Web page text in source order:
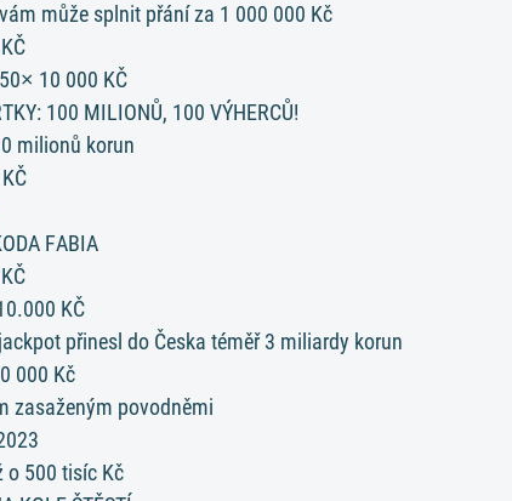
může splnit přání za 1 000 000 Kč
10 000 KČ
100 MILIONŮ, 100 VÝHERCŮ!
milionů korun
FABIA
KČ
přinesl do Česka téměř 3 miliardy korun
000 Kč
zasaženým povodněmi
o 500 tisíc Kč